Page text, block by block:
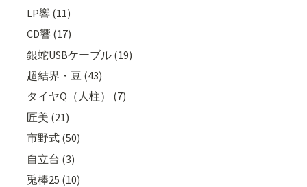
LP響 (11)
CD響 (17)
銀蛇USBケーブル (19)
超結界・豆 (43)
タイヤQ（人柱） (7)
匠美 (21)
市野式 (50)
自立台 (3)
兎棒25 (10)